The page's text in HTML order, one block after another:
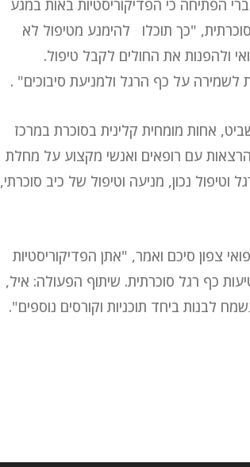
הפתיחה כי הפדיקוריסטיות באות במגע
"כך תוכלו להימנע מטיפול לא
ולהפנות את החולים לקבל טיפול.
על כף הרגל ולמניעת סיבוכים" .
אחות מומחית קלינית בסוכרת במרכז
הרצאות עם רופאים ואנשי מקצוע על מחלת
נכון, מניעה וטיפול של כיב סוכרתי,
צפון סיכם ואמר, "אתן הפדיקוריסטיות
כף רגל סוכרתית. שיתוף הפעולה: איל,
לבנות ביחד תוכניות וקורסים נוספים".